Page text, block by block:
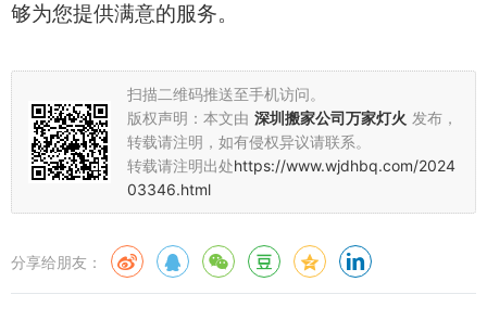
够为您提供满意的服务。
扫描二维码推送至手机访问。
版权声明：本文由 深圳搬家公司万家灯火 发布，
转载请注明，如有侵权异议请联系。
转载请注明出处https://www.wjdhbq.com/2024
03346.html
分享给朋友：